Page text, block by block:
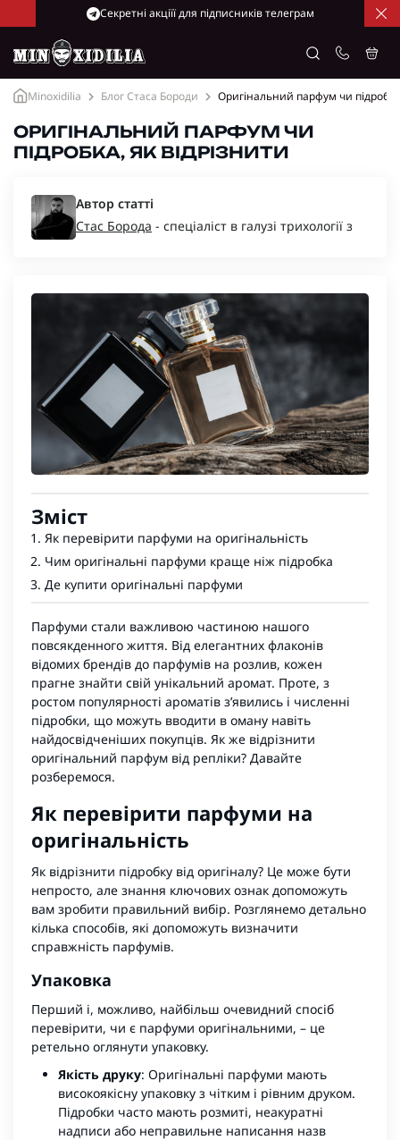
Cекретні акціїї для підписників телеграм
Minoxidilia Блог Стаса Бороди Оригінальний парфум чи
ОРИГІНАЛЬНИЙ ПАРФУМ ЧИ
ПІДРОБКА, ЯК ВІДРІЗНИТИ
Автор статті
Стас Борода - спеціаліст в галузі трихології з
Зміст
Як перевірити парфуми на оригінальність
Чим оригінальні парфуми краще ніж підробка
Де купити оригінальні парфуми
Парфуми стали важливою частиною нашого
повсякденного життя. Від елегантних флаконів
відомих брендів до парфумів на розлив, кожен
прагне знайти свій унікальний аромат. Проте, з
ростом популярності ароматів з’явились і численні
підробки, що можуть вводити в оману навіть
найдосвідченіших покупців. Як же відрізнити
оригінальний парфум від репліки? Давайте
розберемося.
Як перевірити парфуми на
оригінальність
Як відрізнити підробку від оригіналу? Це може бути
непросто, але знання ключових ознак допоможуть
вам зробити правильний вибір. Розглянемо детально
кілька способів, які допоможуть визначити
справжність парфумів.
Упаковка
Перший і, можливо, найбільш очевидний спосіб
перевірити, чи є парфуми оригінальними, – це
ретельно оглянути упаковку.
Якість друку: Оригінальні парфуми мають
високоякісну упаковку з чітким і рівним друком.
Підробки часто мають розмиті, неакуратні
надписи або неправильне написання назв